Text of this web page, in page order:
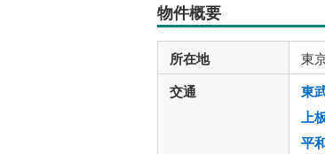
物件概要
所在地 東
交通 東
上
平